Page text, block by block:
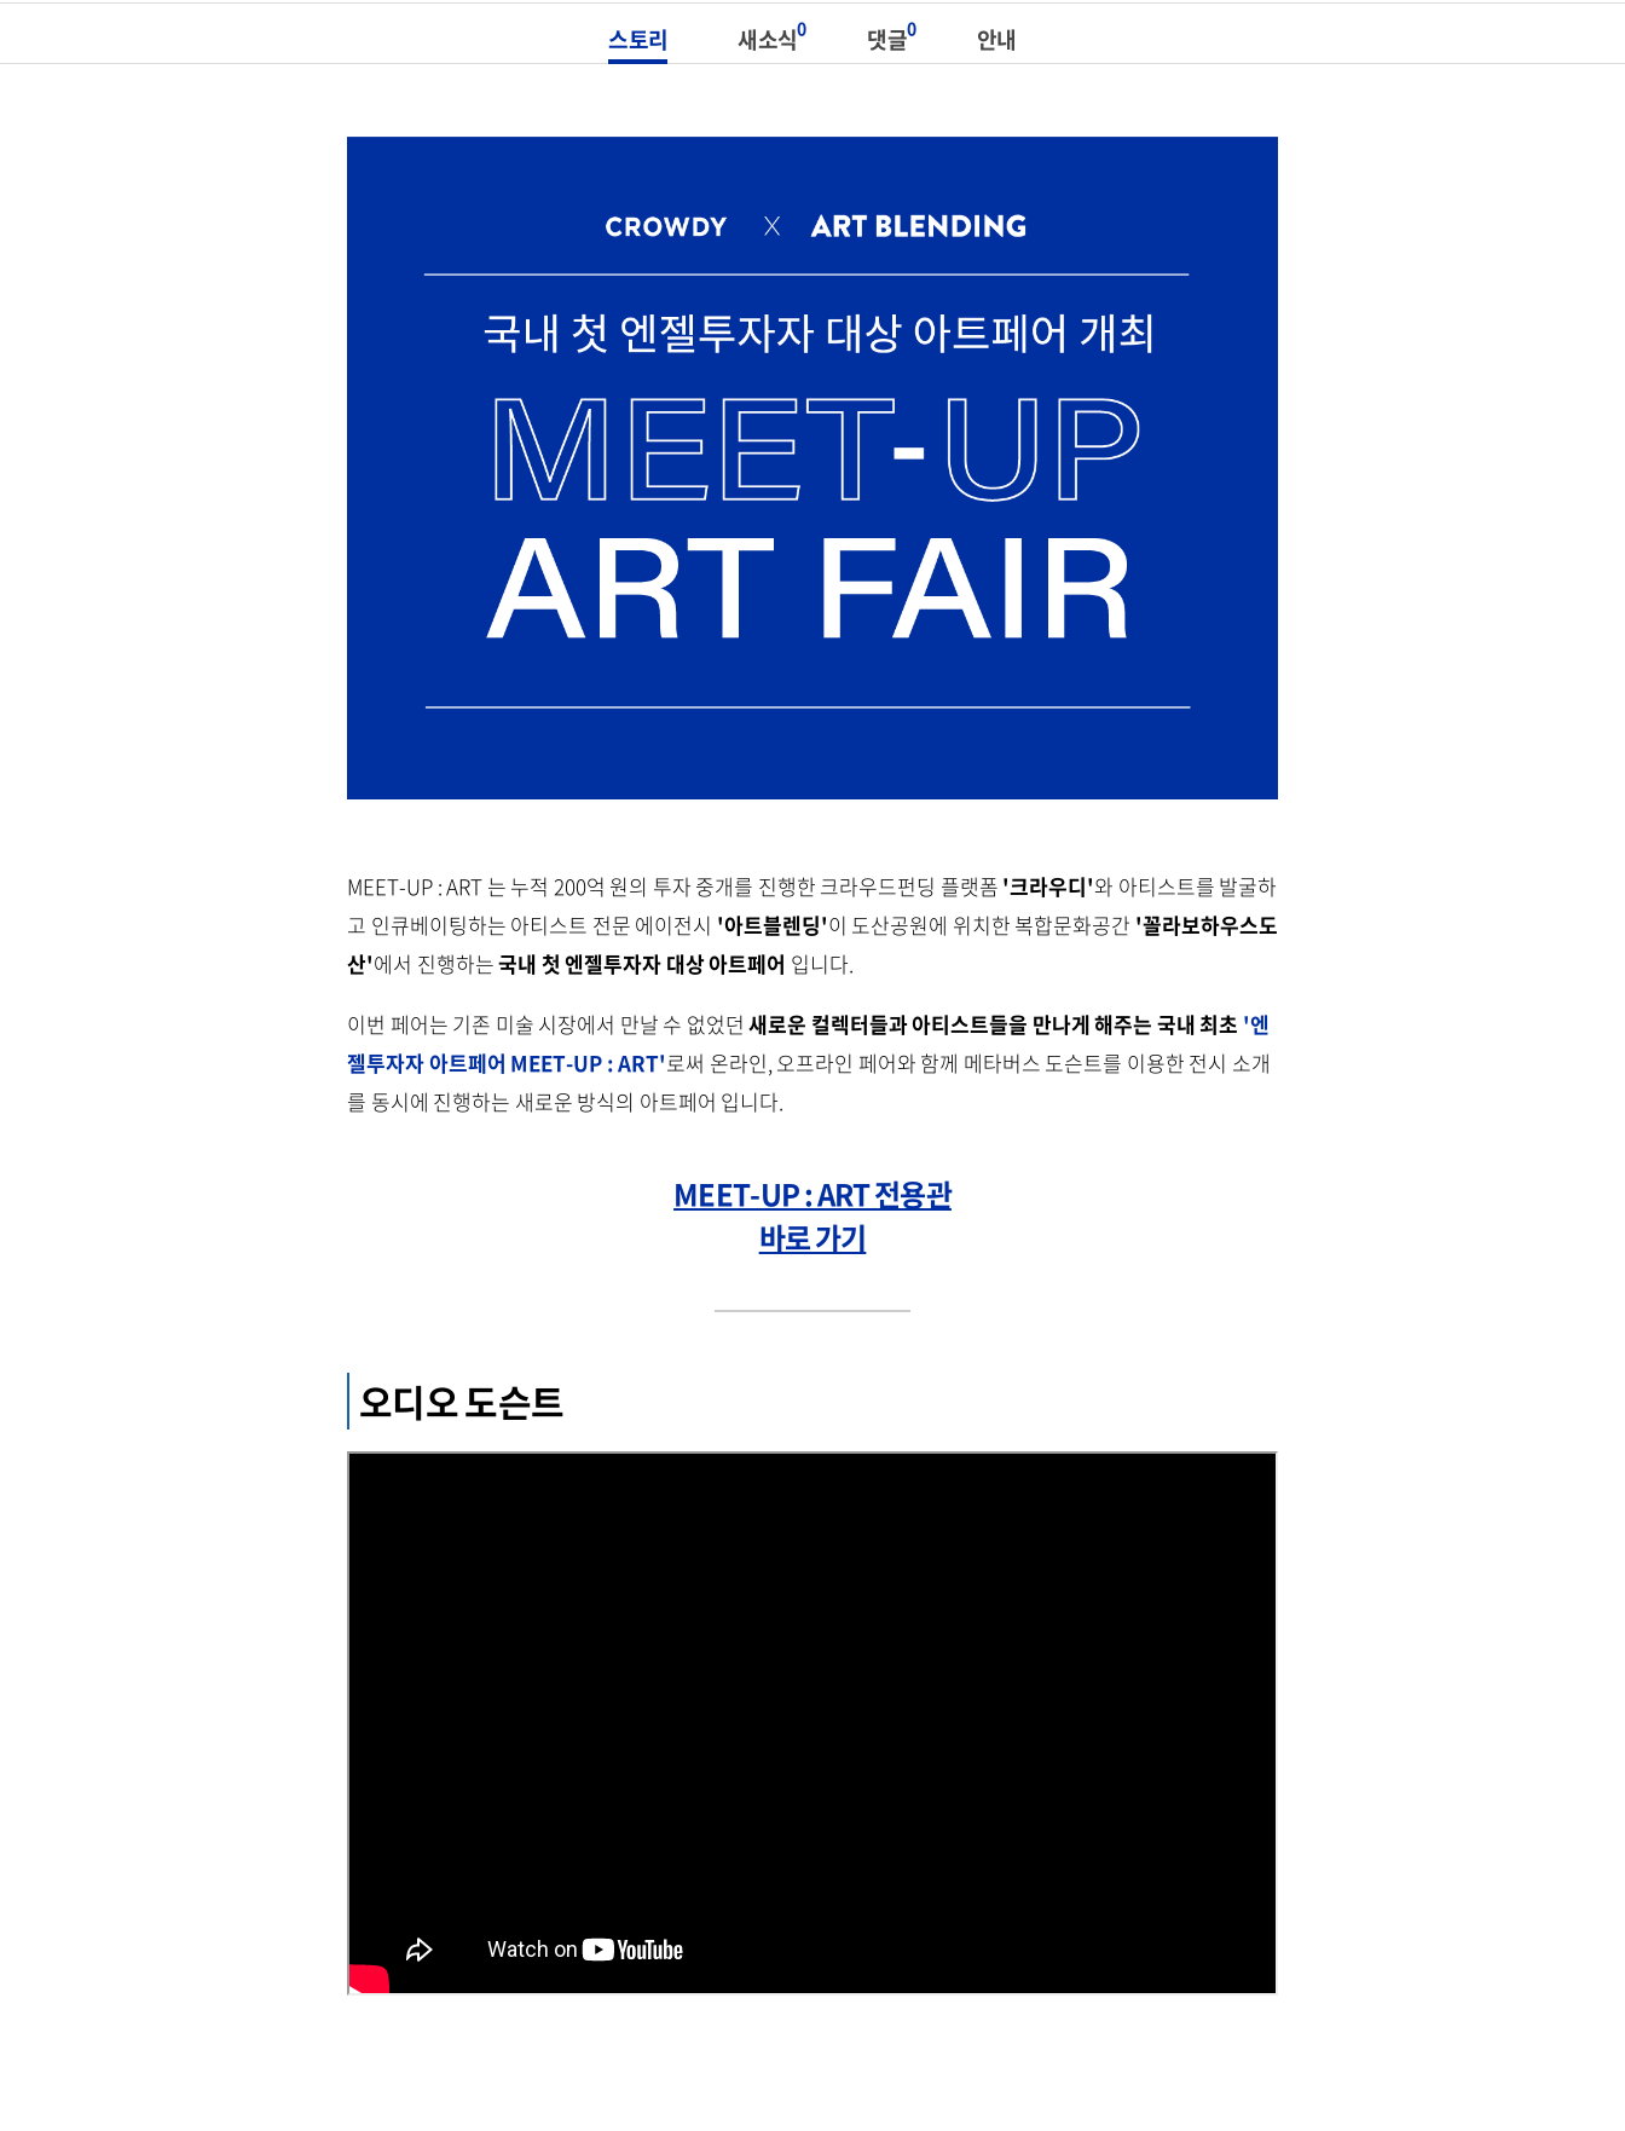
스토리 새소식0 댓글0 안내
MEET-UP : ART 는 누적 200억 원의 투자 중개를 진행한 크라우드펀딩 플랫폼 '크라우디'와 아티스트를 발굴하
고 인큐베이팅하는 아티스트 전문 에이전시 '아트블렌딩'이 도산공원에 위치한 복합문화공간 '꼴라보하우스도
산'에서 진행하는국내 첫 엔젤투자자 대상 아트페어 입니다.
이번 페어는 기존 미술 시장에서 만날 수 없었던 새로운 컬렉터들과 아티스트들을 만나게 해주는 국내 최초 '엔
젤투자자 아트페어 MEET-UP : ART'로써 온라인, 오프라인 페어와 함께 메타버스 도슨트를 이용한 전시 소개
를 동시에 진행하는 새로운 방식의 아트페어 입니다.
MEET-UP : ART 전용관
바로 가기
오디오 도슨트